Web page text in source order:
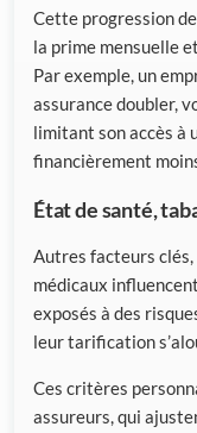
Cette progression
la prime mensuelle
Par exemple, un
assurance doubler,
limitant son accès à
financièrement
État de santé,
Autres facteurs
médicaux
exposés à des
leur tarification
Ces critères
assureurs, qui